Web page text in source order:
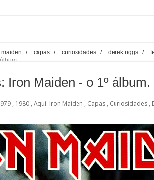
maiden / capas / curiosidades / derek riggs /
Iron Maiden - o 1º álbum.
, 1980 , Aqui. Iron Maiden , Capas , Curiosidades ,